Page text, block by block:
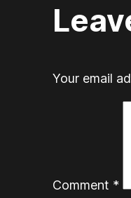
Your email
Comment *